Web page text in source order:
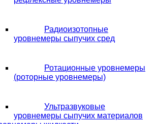
Радиоизотопные
уровнемеры сыпучих сред
Ротационные уровнемеры
(роторные уровнемеры)
Ультразвуковые
уровнемеры сыпучих материалов